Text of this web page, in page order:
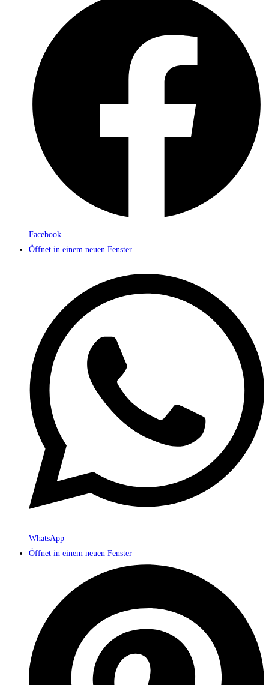
Facebook
Öffnet in einem neuen Fenster
WhatsApp
Öffnet in einem neuen Fenster